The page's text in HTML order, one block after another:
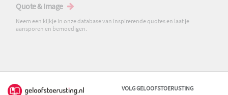
Quote & Image
Neem een kijkje in onze database van inspirerende quotes en laat je
aansporen en bemoedigen.
VOLG GELOOFSTOERUSTING